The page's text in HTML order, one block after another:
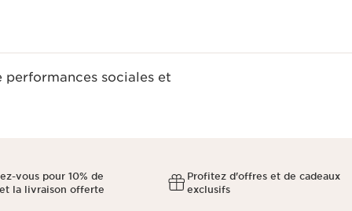
performances sociales et
vous pour 10% de
la livraison offerte
Profitez d'offres et de cadeaux
exclusifs